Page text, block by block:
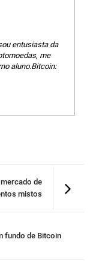
entusiasta da
me
aluno.Bitcoin:
de
mistos
fundo de Bitcoin